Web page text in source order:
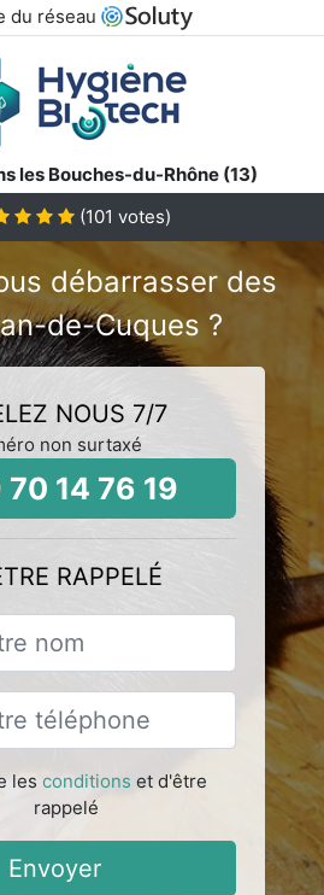
du réseau
les Bouches-du-Rhône (13)
(101 votes)
débarrasser des
de-Cuques ?
NOUS 7/7
non surtaxé
70 14 76 19
RAPPELÉ
les conditions et d'être
rappelé
Envoyer